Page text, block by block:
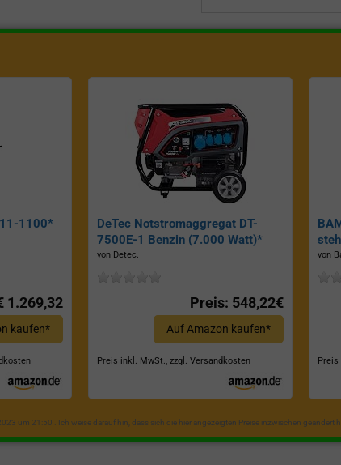
11-1100*
1.269,32
kaufen*
DeTec Notstromaggregat DT-
7500E-1 Benzin (7.000 Watt)*
von Detec.
Preis: 548,22€
Auf Amazon kaufen*
Preis inkl. MwSt., zzgl. Versandkosten
von
um 21:50 . Ich weise darauf hin, dass sich die hier angezeigten Preise inzwischen geändert